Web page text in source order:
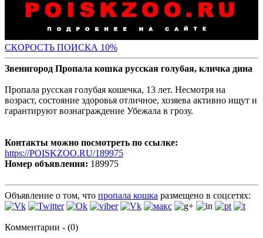
СКОРОСТЬ ПОИСКА 10%
Звенигород Пропала кошка русская голубая, кличка дина
Пропала русская голубая кошечка, 13 лет. Несмотря на
возраст, состояние здоровья отличное, хозяева активно ищут и
гарантируют вознаграждение Убежала в грозу.
Контакты можно посмотреть по ссылке:
https://POISKZOO.RU/189975
Номер объявления: 189975
Объявление о том, что пропала кошка размещено в соцсетях:
Комментарии - (0)